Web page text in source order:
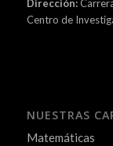
Dirección:
Centro de
NUESTRAS
Matemáticas